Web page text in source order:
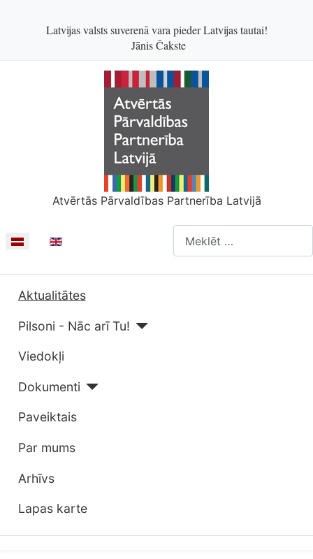
Latvijas valsts suverenā vara pieder Latvijas tautai!
Jānis Čakste
Atvērtās Pārvaldības Partnerība Latvijā
Izvēlieties valodu
Aktualitātes
Pilsoni - Nāc arī Tu!
Viedokļi
Dokumenti
Paveiktais
Par mums
Arhīvs
Lapas karte